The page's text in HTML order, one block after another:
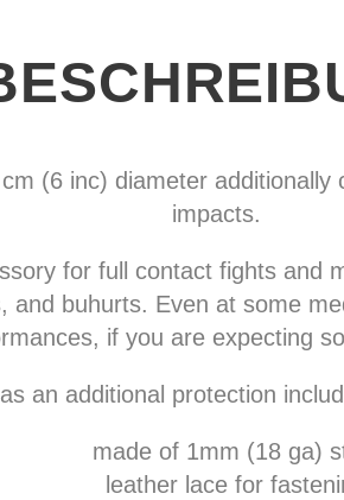
(6 inc) diameter
impacts.
for full contact fights and
and buhurts. Even at some
if you are expecting
an additional protection
made of 1mm (18 ga)
leather lace for